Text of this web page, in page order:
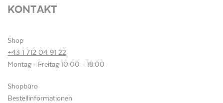
KONTAKT
Shop
+43 1 712 04 91 22
Montag - Freitag 10:00 - 18:00
Shopbüro
Bestellinformationen